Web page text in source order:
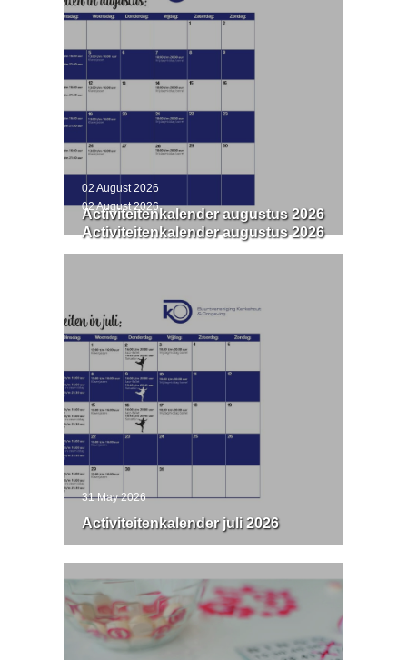
02 August 2026
Activiteitenkalender augustus 2026
02 August 2026
Activiteitenkalender augustus 2026
31 May 2026
Activiteitenkalender juli 2026